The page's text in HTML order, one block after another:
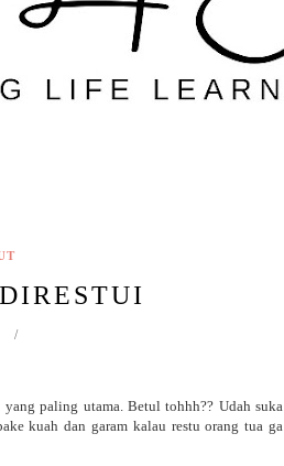
paling utama. Betul tohhh?? Udah suka
kuah dan garam kalau restu orang tua ga